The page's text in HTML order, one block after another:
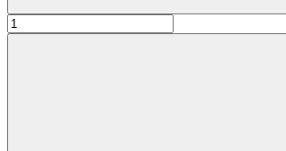
Количество
товара